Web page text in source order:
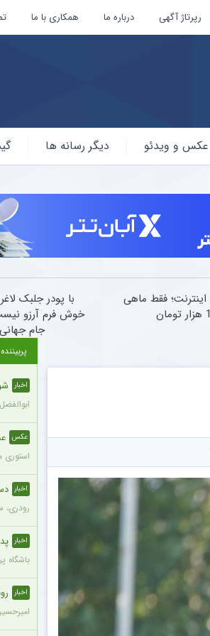
رپرتاژ آگهی درباره ما همکاری با ما
عکس و ویدئو دیگر رسانه ها
اینترنت؛ فقط ماهی
با پودر جلبک
خوش فرم آرزو
جام
اخبار
عکس
استوری
اخبار
رودری،
اخبار
باشگاه
اخبار